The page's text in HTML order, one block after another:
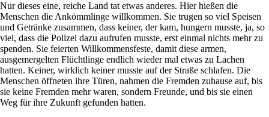
Nur dieses eine, reiche Land tat etwas anderes. Hier hießen die
Menschen die Ankömmlinge willkommen. Sie trugen so viel Speisen
und Getränke zusammen, dass keiner, der kam, hungern musste, ja, so
viel, dass die Polizei dazu aufrufen musste, erst einmal nichts mehr zu
spenden. Sie feierten Willkommensfeste, damit diese armen,
ausgemergelten Flüchtlinge endlich wieder mal etwas zu Lachen
hatten. Keiner, wirklich keiner musste auf der Straße schlafen. Die
Menschen öffneten ihre Türen, nahmen die Fremden zuhause auf, bis
sie keine Fremden mehr waren, sondern Freunde, und bis sie einen
Weg für ihre Zukunft gefunden hatten.